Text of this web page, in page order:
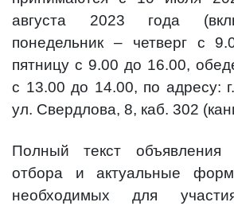
августа 2023 года
понедельник – четверг с
пятницу с 9.00 до 16.00,
с 13.00 до 14.00, по адресу:
ул. Свердлова, 8, каб. 302
Полный текст объявления
отбора и актуальные
необходимых для